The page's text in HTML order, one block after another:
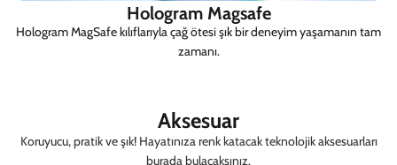
Hologram Magsafe
Hologram MagSafe kılıflarıyla çağ ötesi şık bir deneyim yaşamanın tam
zamanı.
Aksesuar
Koruyucu, pratik ve şık! Hayatınıza renk katacak teknolojik aksesuarları
burada bulacaksınız.